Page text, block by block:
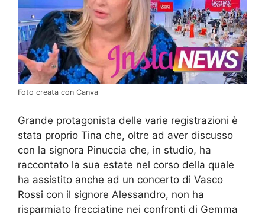
Foto creata con Canva
Grande protagonista delle varie registrazioni è
stata proprio Tina che, oltre ad aver discusso
con la signora Pinuccia che, in studio, ha
raccontato la sua estate nel corso della quale
ha assistito anche ad un concerto di Vasco
Rossi con il signore Alessandro, non ha
risparmiato frecciatine nei confronti di Gemma